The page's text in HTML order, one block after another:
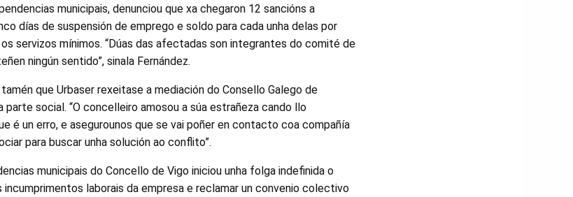
municipais, denunciou que xa chegaron 12 sancións a
días de suspensión de emprego e soldo para cada unha delas por
servizos mínimos. “Dúas das afectadas son integrantes do comité de
ningún sentido”, sinala Fernández.
que Urbaser rexeitase a mediación do Consello Galego de
parte social. “O concelleiro amosou a súa estrañeza cando llo
é un erro, e asegurounos que se vai poñer en contacto coa compañía
para buscar unha solución ao conflito”.
municipais do Concello de Vigo iniciou unha folga indefinida o
incumprimentos laborais da empresa e reclamar un convenio colectivo